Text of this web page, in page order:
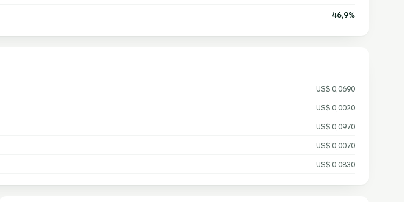
46,9%
US$ 0,0690
US$ 0,0020
US$ 0,0970
US$ 0,0070
US$ 0,0830